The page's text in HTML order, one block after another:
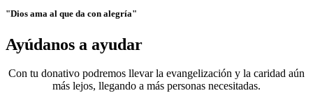
"Dios ama al que da con alegría"
Ayúdanos a ayudar
Con tu donativo podremos llevar la evangelización y la caridad aún
más lejos, llegando a más personas necesitadas.